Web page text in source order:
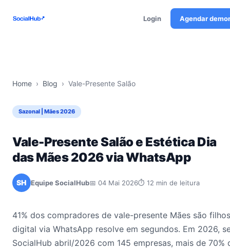
Login Agendar
Home › Blog › Vale-Presente Salão
Sazonal | Mães 2026
Vale-Presente Salão e Estética Dia
das Mães 2026 via WhatsApp
SH Equipe SocialHub📅 04 Mai 2026⏱ 12 min de leitura
41% dos compradores de vale-presente Mães são
digital via WhatsApp resolve em segundos. Em 2026,
SocialHub abril/2026 com 145 empresas, mais de